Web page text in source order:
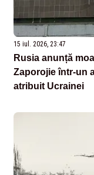
15 iul. 2026, 23:47
Rusia anunță
Zaporojie într-un
atribuit Ucrainei